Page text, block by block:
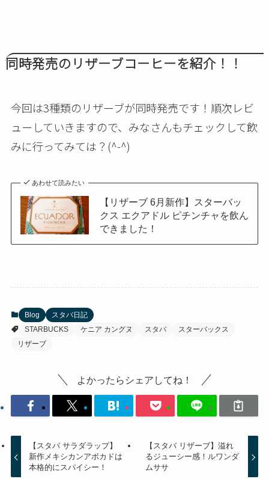
同時発売のリザーブコーヒーを紹介！！
今回は3種類のリザーブが同時発売です！順次レビ
ューしていきますので、みなさんもチェックして飲
みに行ってみては？(^-^)
あわせて読みたい
【リザーブ 6月新作】スターバッ
クス エクアドル ピチンチャを飲ん
できました！
Blog
スタバ日記
STARBUCKS
ケニア カングヌ スタバ
スターバックス
リザーブ
よかったらシェアしてね！
【スタバ サラダラップ】
新作メキシカンアボカドは
本格的にスパイシー！
【スタバ リザーブ】溢れ
るジューシー感！ルワンダ
ムササ